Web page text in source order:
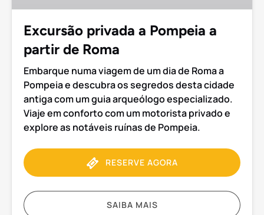
de
Excursão privada a Pompeia a
partir de Roma
Embarque numa viagem de um dia de Roma a
Pompeia e descubra os segredos desta cidade
antiga com um guia arqueólogo especializado.
Viaje em conforto com um motorista privado e
explore as notáveis ruínas de Pompeia.
RESERVE AGORA
SAIBA MAIS